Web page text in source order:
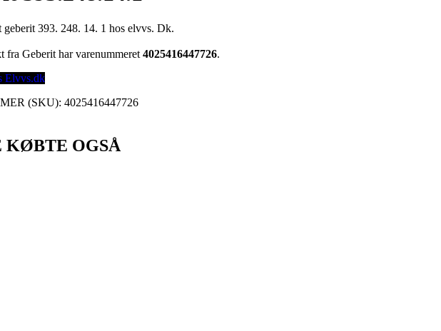
geberit 393. 248. 14. 1 hos elvvs. Dk.
fra Geberit har varenummeret4025416447726.
Elvvs.dk
(SKU):4025416447726
KØBTE OGSÅ